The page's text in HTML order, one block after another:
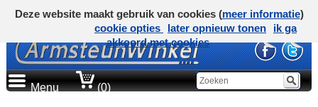
Menu (0)
Deze website maakt gebruik van cookies (meer informatie)
cookie opties
later opnieuw tonen
ik ga
akkoord met cookies